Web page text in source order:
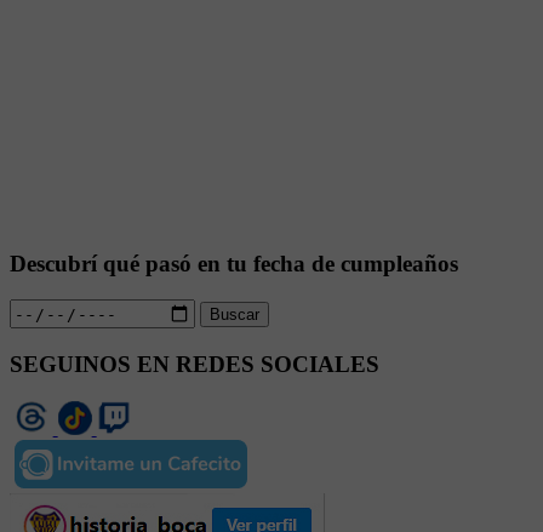
Descubrí qué pasó en tu fecha de cumpleaños
Buscar
SEGUINOS EN REDES SOCIALES